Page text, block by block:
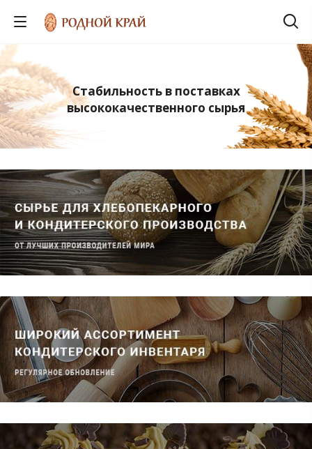
Стабильность в поставках
высококачественного сырья